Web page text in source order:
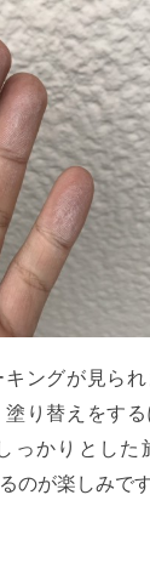
ングが見ら
り替えをす
っかりとした
のが楽しみです